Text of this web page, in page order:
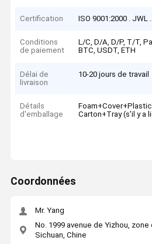
Certification ISO 9001:2000 . JWL
Conditions
de paiement
L/C, D/A, D/P, T/T,
BTC, USDT, ETH
Délai de
livraison
10-20 jours de travail
Détails
d'emballage
Carton+Tray (s'il y a
Coordonnées
Mr. Yang
No. 1999 avenue de Yizhou, zone
Sichuan, Chine